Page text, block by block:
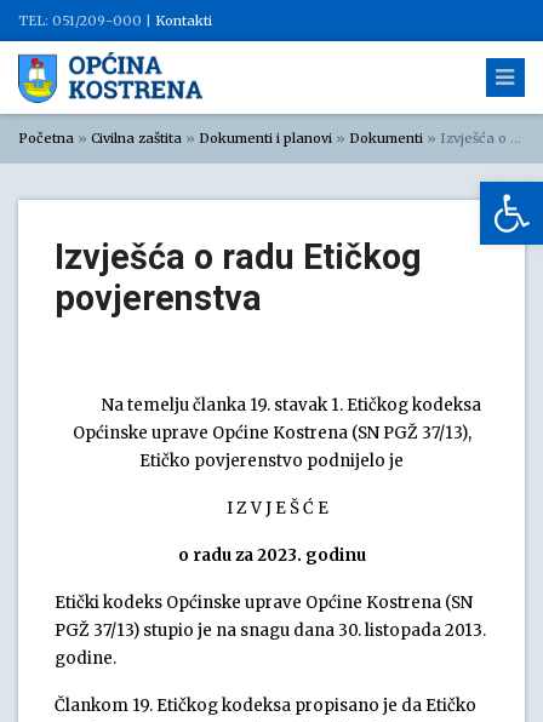
TEL: 051/209-000 | Kontakti
Početna » Civilna zaštita » Dokumenti i planovi » Dokumenti » Izvješća o radu Etičkog povjerenstva
Izvješća o radu Etičkog
povjerenstva
Na temelju članka 19. stavak 1. Etičkog kodeksa
Općinske uprave Općine Kostrena (SN PGŽ 37/13),
Etičko povjerenstvo podnijelo je
I Z V J E Š Ć E
o radu za 2023. godinu
Etički kodeks Općinske uprave Općine Kostrena (SN
PGŽ 37/13) stupio je na snagu dana 30. listopada 2013.
godine.
Člankom 19. Etičkog kodeksa propisano je da Etičko